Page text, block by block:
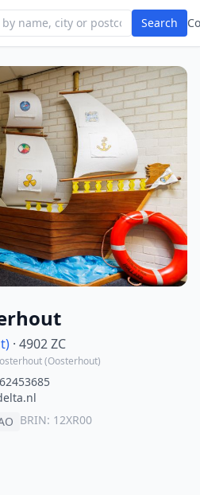
Search
· 4902 ZC
(Oosterhout)
BRIN: 12XR00